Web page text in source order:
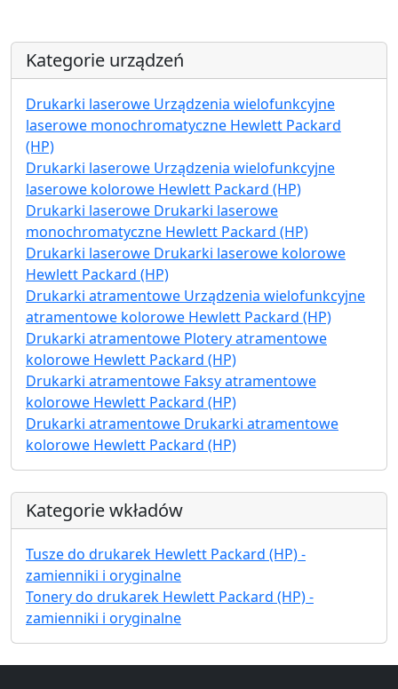
Kategorie urządzeń
Drukarki laserowe Urządzenia wielofunkcyjne
laserowe monochromatyczne Hewlett Packard
(HP)
Drukarki laserowe Urządzenia wielofunkcyjne
laserowe kolorowe Hewlett Packard (HP)
Drukarki laserowe Drukarki laserowe
monochromatyczne Hewlett Packard (HP)
Drukarki laserowe Drukarki laserowe kolorowe
Hewlett Packard (HP)
Drukarki atramentowe Urządzenia wielofunkcyjne
atramentowe kolorowe Hewlett Packard (HP)
Drukarki atramentowe Plotery atramentowe
kolorowe Hewlett Packard (HP)
Drukarki atramentowe Faksy atramentowe
kolorowe Hewlett Packard (HP)
Drukarki atramentowe Drukarki atramentowe
kolorowe Hewlett Packard (HP)
Kategorie wkładów
Tusze do drukarek Hewlett Packard (HP) -
zamienniki i oryginalne
Tonery do drukarek Hewlett Packard (HP) -
zamienniki i oryginalne